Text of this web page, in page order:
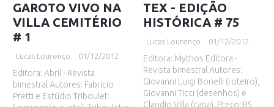
GAROTO VIVO NA
VILLA CEMITÉRIO
# 1
Lucas Lourenço 01/12/2012
Editora: Abril - Revista
bimestral Autores: Fabrício
Pretti e Estúdio Triboulet
TEX - EDIÇÃO
HISTÓRICA # 75
Lucas Lourenço 01/12/2012
Editora: Mythos Editora -
Revista bimestral Autores:
Giovanni Luigi Bonelli (roteiro),
Giovanni Ticci (desenhos) e
Claudio Villa (capa). Preço: R$